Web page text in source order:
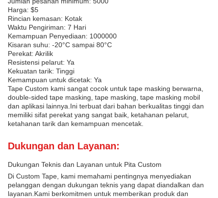
Harga: $5
Rincian kemasan: Kotak
Waktu Pengiriman: 7 Hari
Kemampuan Penyediaan: 1000000
Kisaran suhu: -20°C sampai 80°C
Perekat: Akrilik
Resistensi pelarut: Ya
Kekuatan tarik: Tinggi
Kemampuan untuk dicetak: Ya
Tape Custom kami sangat cocok untuk tape masking berwarna,
double-sided tape masking, tape masking, tape masking mobil
dan aplikasi lainnya.Ini terbuat dari bahan berkualitas tinggi dan
memiliki sifat perekat yang sangat baik, ketahanan pelarut,
ketahanan tarik dan kemampuan mencetak.
Dukungan dan Layanan:
Dukungan Teknis dan Layanan untuk Pita Custom
Di Custom Tape, kami memahami pentingnya menyediakan
pelanggan dengan dukungan teknis yang dapat diandalkan dan
layanan.Kami berkomitmen untuk memberikan produk dan